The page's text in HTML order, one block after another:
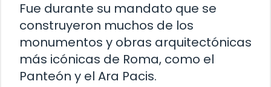
Fue durante su mandato que se
construyeron muchos de los
monumentos y obras arquitectónicas
más icónicas de Roma, como el
Panteón y el Ara Pacis.